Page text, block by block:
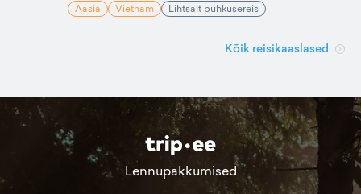
Aasia Vietnam Lihtsalt puhkusereis
Kõik reisikaaslased
Lennupakkumised